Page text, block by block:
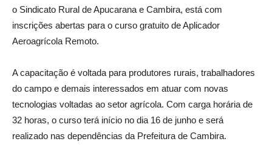
o Sindicato Rural de Apucarana e Cambira, está com
inscrições abertas para o curso gratuito de Aplicador
Aeroagrícola Remoto.
A capacitação é voltada para produtores rurais, trabalhadores
do campo e demais interessados em atuar com novas
tecnologias voltadas ao setor agrícola. Com carga horária de
32 horas, o curso terá início no dia 16 de junho e será
realizado nas dependências da Prefeitura de Cambira.